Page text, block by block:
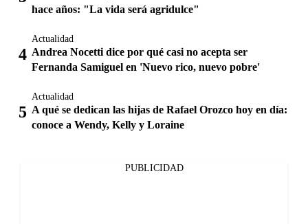
hace años: "La vida será agridulce"
Actualidad
Andrea Nocetti dice por qué casi no acepta ser
Fernanda Samiguel en 'Nuevo rico, nuevo pobre'
Actualidad
A qué se dedican las hijas de Rafael Orozco hoy en día:
conoce a Wendy, Kelly y Loraine
PUBLICIDAD